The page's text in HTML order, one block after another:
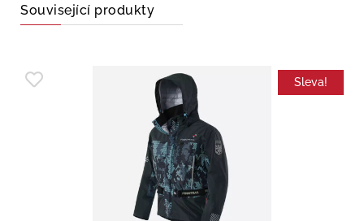
Související produkty
Sleva!